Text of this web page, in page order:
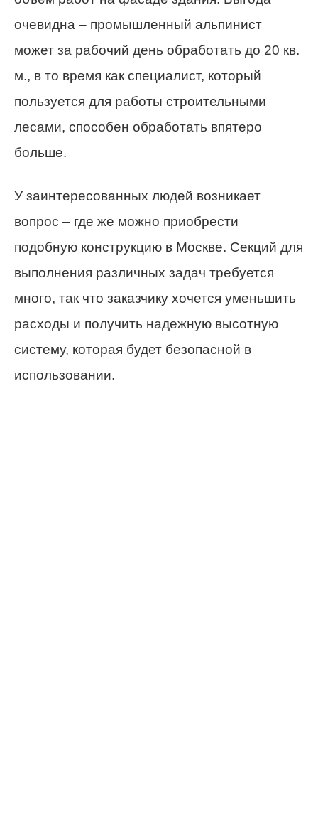
очевидна – промышленный альпинист
может за рабочий день обработать до 20 кв.
м., в то время как специалист, который
пользуется для работы строительными
лесами, способен обработать впятеро
больше.
У заинтересованных людей возникает
вопрос – где же можно приобрести
подобную конструкцию в Москве. Секций для
выполнения различных задач требуется
много, так что заказчику хочется уменьшить
расходы и получить надежную высотную
систему, которая будет безопасной в
использовании.